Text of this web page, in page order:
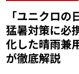
「ユニクロ
猛暑対策に必
化した晴雨兼
が徹底解説